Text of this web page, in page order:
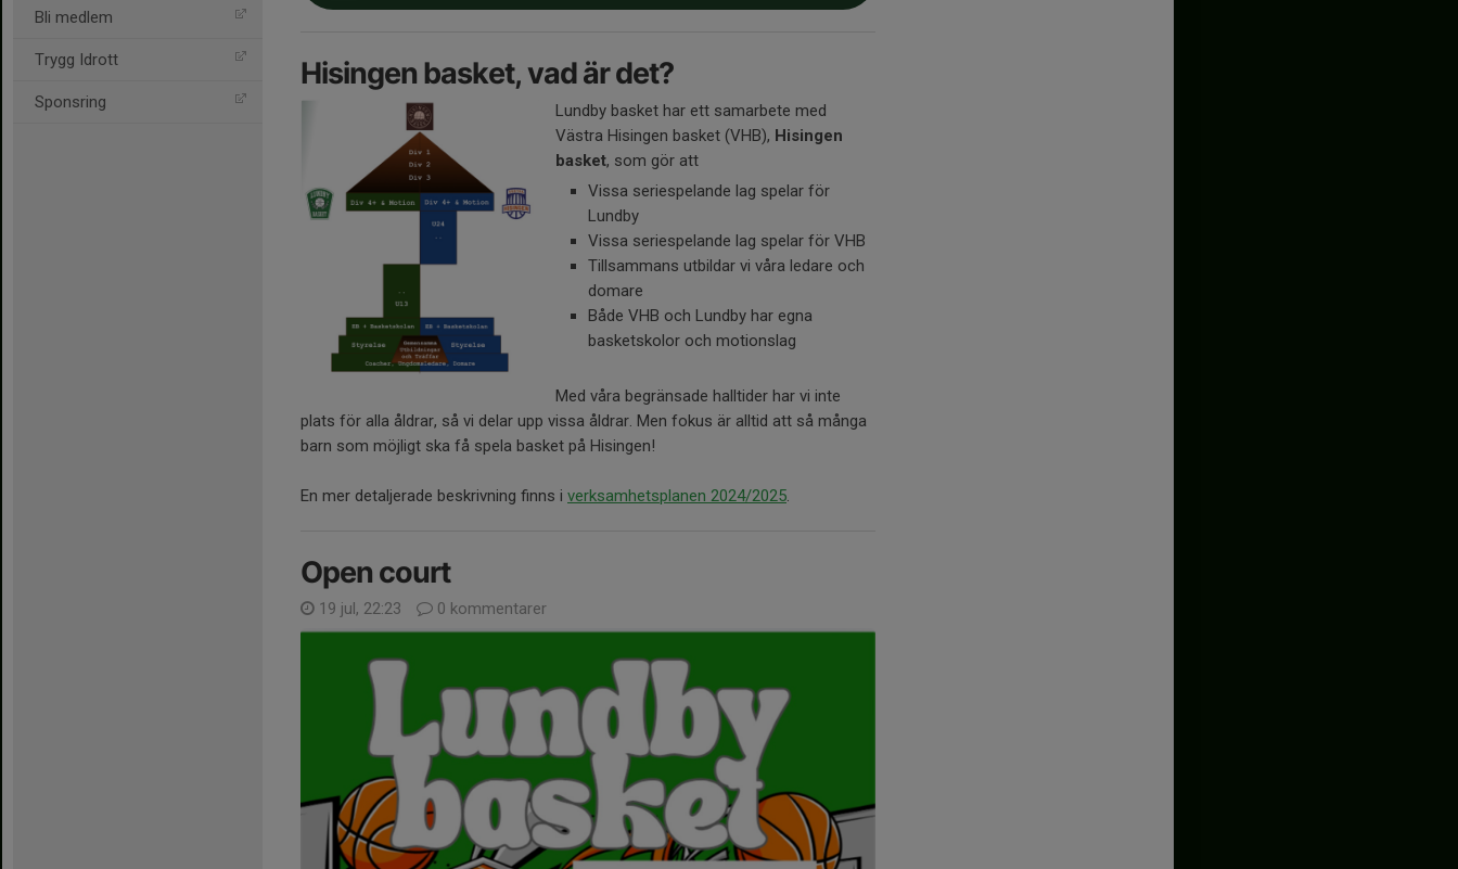
Bli medlem
Trygg Idrott
Sponsring
Hisingen basket, vad är det?
Lundby basket har ett samarbete med
Västra Hisingen basket (VHB), Hisingen
basket, som gör att
Vissa seriespelande lag spelar för
Lundby
Vissa seriespelande lag spelar för VHB
Tillsammans utbildar vi våra ledare och
domare
Både VHB och Lundby har egna
basketskolor och motionslag
Med våra begränsade halltider har vi inte
plats för alla åldrar, så vi delar upp vissa åldrar. Men fokus är alltid att så många
barn som möjligt ska få spela basket på Hisingen!
En mer detaljerade beskrivning finns i verksamhetsplanen 2024/2025.
Open court
19 jul, 22:23 0 kommentarer